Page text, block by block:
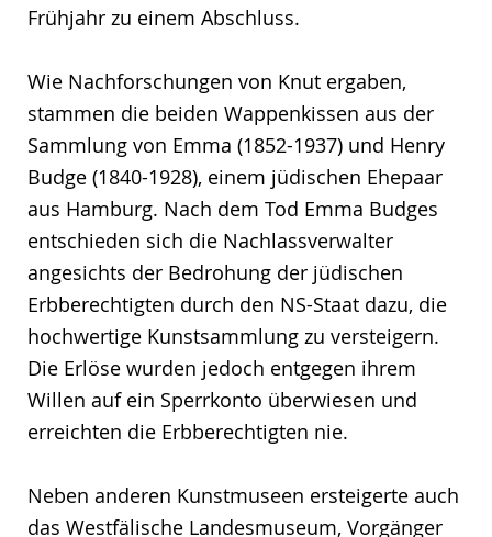
Frühjahr zu einem Abschluss.
Wie Nachforschungen von Knut ergaben,
stammen die beiden Wappenkissen aus der
Sammlung von Emma (1852-1937) und Henry
Budge (1840-1928), einem jüdischen Ehepaar
aus Hamburg. Nach dem Tod Emma Budges
entschieden sich die Nachlassverwalter
angesichts der Bedrohung der jüdischen
Erbberechtigten durch den NS-Staat dazu, die
hochwertige Kunstsammlung zu versteigern.
Die Erlöse wurden jedoch entgegen ihrem
Willen auf ein Sperrkonto überwiesen und
erreichten die Erbberechtigten nie.
Neben anderen Kunstmuseen ersteigerte auch
das Westfälische Landesmuseum, Vorgänger